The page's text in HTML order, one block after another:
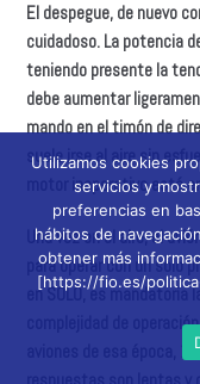
El despegue, de nuevo
cuidadoso. La potencia
teniendo presente la
debe aumentar
mando en el timón de
suele irse al aire sin
motor inoperativo está
Una vez en el aire, el
para operar con un
en SOLO, es
complejidad de
aviones de esa época,
Utilizamos cookies
servicios y
preferencias en
hábitos de
obtener más
[https://fio.es/